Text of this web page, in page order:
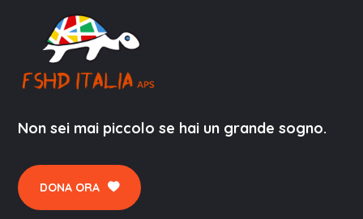
Non sei mai piccolo se hai un grande sogno.
DONA ORA